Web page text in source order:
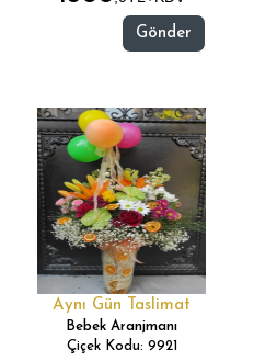
Gönder
Aynı Gün Taslimat
Bebek Aranjmanı
Çiçek Kodu: 9921